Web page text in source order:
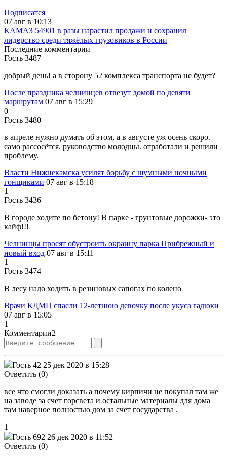
Подписатся
07 авг в 10:13
КАМАЗ 54901 в разы нарастил продажи и сохранил
лидерство среди тяжёлых грузовиков в России
Последние комментарии
Гость 3487
добрый день! а в сторону 52 комплекса транспорта не будет?
После праздника челнинцев отвезут домой по девяти
маршрутам 07 авг в 15:29
0
Гость 3480
в апреле нужно думать об этом, а в августе уж осень скоро.
само рассосётся. руководство молодцы. отработали и решили
проблему.
Власти Нижнекамска усилят борьбу с шумными ночными
гонщиками 07 авг в 15:18
1
Гость 3436
В городе ходите по бетону! В парке - грунтовые дорожки- это
кайф!!!
Челнинцы просят обустроить окраину парка Прибрежный и
новый вход 07 авг в 15:11
1
Гость 3474
В лесу надо ходить в резиновых сапогах по колено
Врачи КДМЦ спасли 12-летнюю девочку после укуса гадюки
07 авг в 15:05
1
Комментарии2
Гость 42 25 дек 2020 в 15:28
Ответить (0)
все что смогли доказать а почему кирпичи не покупал там же
на заводе за счет горсвета и остальные материалы для дома
там наверное полностью дом за счет государства .
1
Гость 692 26 дек 2020 в 11:52
Ответить (0)